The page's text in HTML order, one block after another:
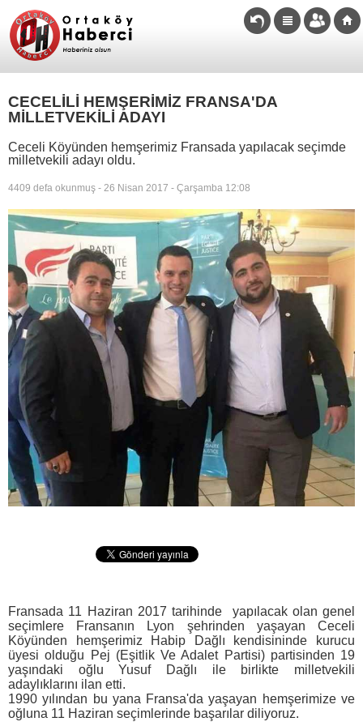
CECELİLİ HEMŞERİMİZ FRANSA'DA
MİLLETVEKİLİ ADAYI
Ceceli Köyünden hemşerimiz Fransada yapılacak seçimde
milletvekili adayı oldu.
4409 defa okunmuş - 26 Nisan 2017 - Çarşamba 12:08
Fransada 11 Haziran 2017 tarihinde yapılacak olan genel
seçimlere Fransanın Lyon şehrinden yaşayan Ceceli
Köyünden hemşerimiz Habip Dağlı kendisininde kurucu
üyesi olduğu Pej (Eşitlik Ve Adalet Partisi) partisinden 19
yaşındaki oğlu Yusuf Dağlı ile birlikte milletvekili
adaylıklarını ilan etti.
1990 yılından bu yana Fransa'da yaşayan hemşerimize ve
oğluna 11 Haziran seçimlerinde başarılar diliyoruz.